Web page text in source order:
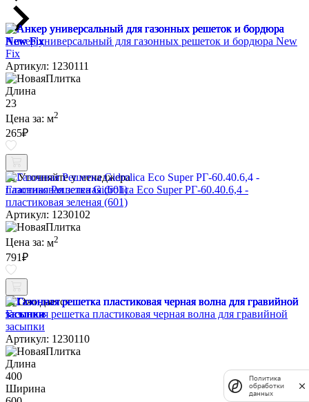
Анкер универсальный для газонных решеток и бордюра New
Fix
Артикул: 1230111
Длина
23
Цена за: м2
265₽
Уточняйте у менеджера
Газонная Решетка Gidrolica Eco Super РГ-60.40.6,4 -
пластиковая зеленая (601)
Артикул: 1230102
Цена за: м2
791₽
Ожидается
Газонная решетка пластиковая черная волна для гравийной
засыпки
Артикул: 1230110
Длина
400
Ширина
Политика
обработки
данных